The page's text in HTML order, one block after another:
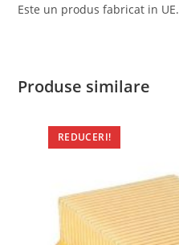
Este un produs fabricat in UE.
Produse similare
REDUCERI!